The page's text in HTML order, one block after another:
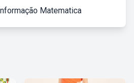
Matematica